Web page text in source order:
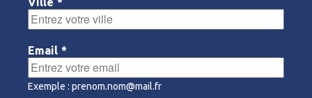
Email *
Exemple : prenom.nom@mail.fr